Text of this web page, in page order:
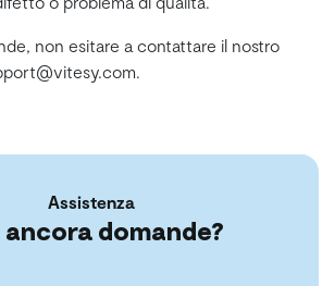
non esitare a contattare il nostro
Assistenza
ancora domande?